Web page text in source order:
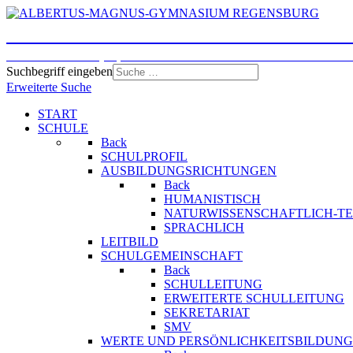
Suchbegriff eingeben
Erweiterte Suche
START
SCHULE
Back
SCHULPROFIL
AUSBILDUNGSRICHTUNGEN
Back
HUMANISTISCH
NATURWISSENSCHAFTLICH-
SPRACHLICH
LEITBILD
SCHULGEMEINSCHAFT
Back
SCHULLEITUNG
ERWEITERTE SCHULLEITUNG
SEKRETARIAT
SMV
WERTE UND PERSÖNLICHKEITSBILDUNG